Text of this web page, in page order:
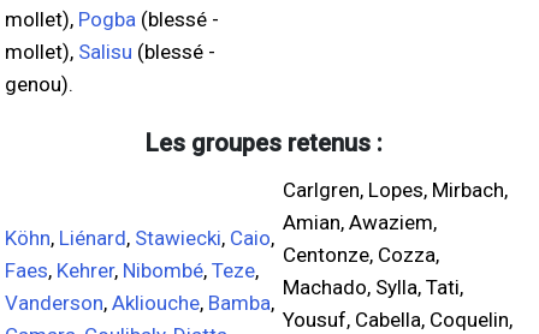
mollet), Pogba (blessé -
mollet), Salisu (blessé -
genou).
Les groupes retenus :
Köhn, Liénard, Stawiecki, Caio,
Faes, Kehrer, Nibombé, Teze,
Vanderson, Akliouche, Bamba,
Carlgren, Lopes, Mirbach,
Amian, Awaziem,
Centonze, Cozza,
Machado, Sylla, Tati,
Yousuf, Cabella, Coquelin,